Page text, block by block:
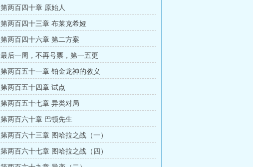
第两百四十章 原始人
第两百四十三章 布莱克希娅
第两百四十六章 第二方案
最后一周，不再号票，第一五更
第两百五十一章 铂金龙神的教义
第两百五十四章 试点
第两百五十七章 异类对局
第两百六十章 巴顿先生
第两百六十三章 图哈拉之战（一）
第两百六十七章 图哈拉之战（四）